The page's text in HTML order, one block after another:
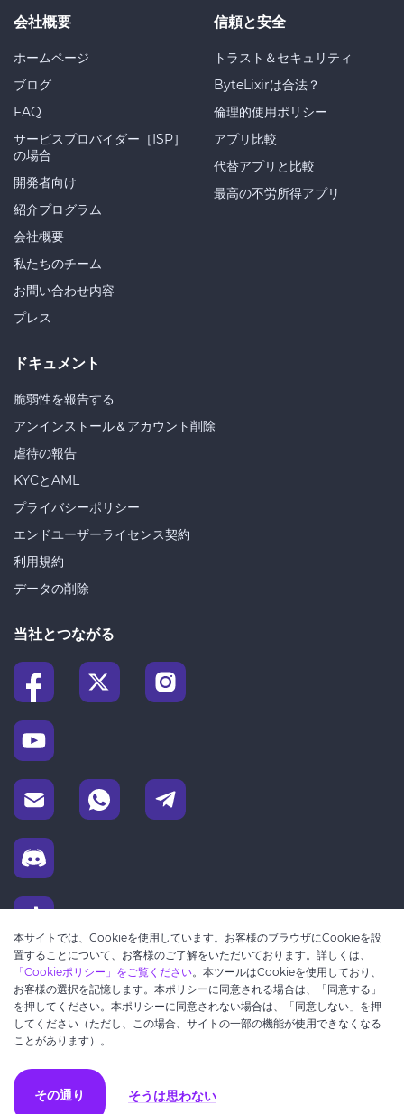
会社概要
ホームページ
ブログ
FAQ
サービスプロバイダー［ISP］
の場合
開発者向け
紹介プログラム
会社概要
私たちのチーム
お問い合わせ内容
プレス
信頼と安全
トラスト＆セキュリティ
ByteLixirは合法？
倫理的使用ポリシー
アプリ比較
代替アプリと比較
最高の不労所得アプリ
ドキュメント
脆弱性を報告する
アンインストール＆アカウント削除
虐待の報告
KYCとAML
プライバシーポリシー
エンドユーザーライセンス契約
利用規約
データの削除
当社とつながる
© Copyright 2023 — 2026 ByteLixir.
本サイトでは、Cookieを使用しています。お客様のブラウザにCookieを設
置することについて、お客様のご了解をいただいております。詳しくは、
「Cookieポリシー」をご覧ください。本ツールはCookieを使用しており、
お客様の選択を記憶します。本ポリシーに同意される場合は、「同意する」
を押してください。本ポリシーに同意されない場合は、「同意しない」を押
してください（ただし、この場合、サイトの一部の機能が使用できなくなる
ことがあります）。
その通り そうは思わない